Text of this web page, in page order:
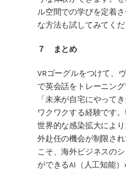
ル空間での学びを定着
な方法も試してみてくだ
７ まとめ
VRゴーグルをつけて、
で英会話をトレーニング
「未来が自宅にやって
ワクワクする経験です
世界的な感染拡大によ
外赴任の機会が制限さ
こそ、海外ビジネスの
ができるAI（人工知能）